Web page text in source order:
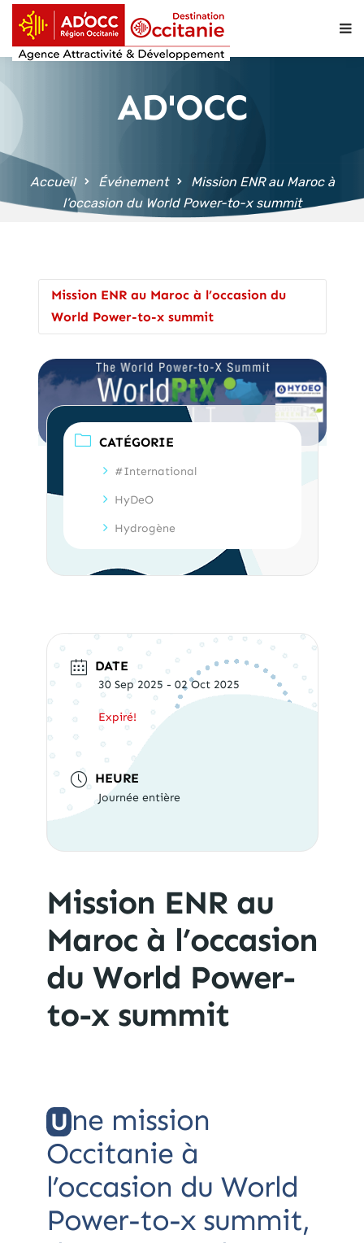
principal
AD'OCC
Accueil Événement
Mission ENR au Maroc à
l’occasion du World Power-to-x summit
Mission ENR au Maroc à l’occasion du
World Power-to-x summit
CATÉGORIE
#International
HyDeO
Hydrogène
DATE
30 Sep 2025 - 02 Oct 2025
Expiré!
HEURE
Journée entière
Mission ENR au
Maroc à l’occasion
du World Power-
to-x summit
Une mission
Occitanie à
l’occasion du World
Power-to-x summit,